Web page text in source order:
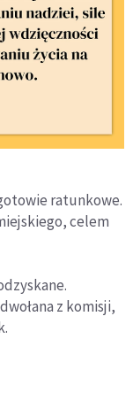
ratunkowe.
celem
z komisji,